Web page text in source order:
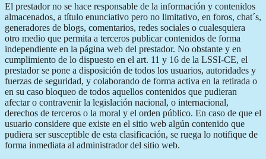
El prestador no se hace responsable de la información y contenidos
almacenados, a título enunciativo pero no limitativo, en foros, chat´s,
generadores de blogs, comentarios, redes sociales o cualesquiera
otro medio que permita a terceros publicar contenidos de forma
independiente en la página web del prestador. No obstante y en
cumplimiento de lo dispuesto en el art. 11 y 16 de la LSSI-CE, el
prestador se pone a disposición de todos los usuarios, autoridades y
fuerzas de seguridad, y colaborando de forma activa en la retirada o
en su caso bloqueo de todos aquellos contenidos que pudieran
afectar o contravenir la legislación nacional, o internacional,
derechos de terceros o la moral y el orden público. En caso de que el
usuario considere que existe en el sitio web algún contenido que
pudiera ser susceptible de esta clasificación, se ruega lo notifique de
forma inmediata al administrador del sitio web.